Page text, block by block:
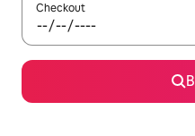
Checkout